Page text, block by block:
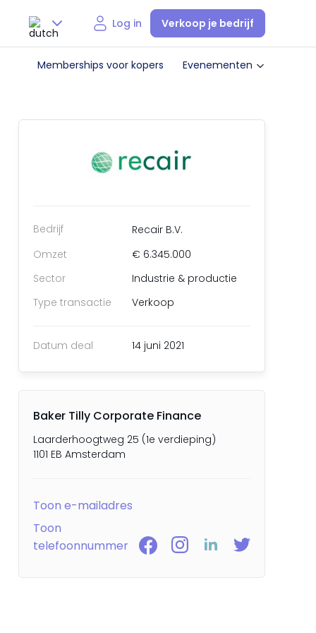
Nederlands
Log in Verkoop je bedrijf
Memberships voor kopers Evenementen
Bedrijf
Recair B.V.
Omzet
€ 6.345.000
Sector
Industrie & productie
Type transactie
Verkoop
Datum deal 14 juni 2021
Baker Tilly Corporate Finance
Laarderhoogtweg 25 (1e verdieping)
1101 EB Amsterdam
Toon e-mailadres
Toon
telefoonnummer